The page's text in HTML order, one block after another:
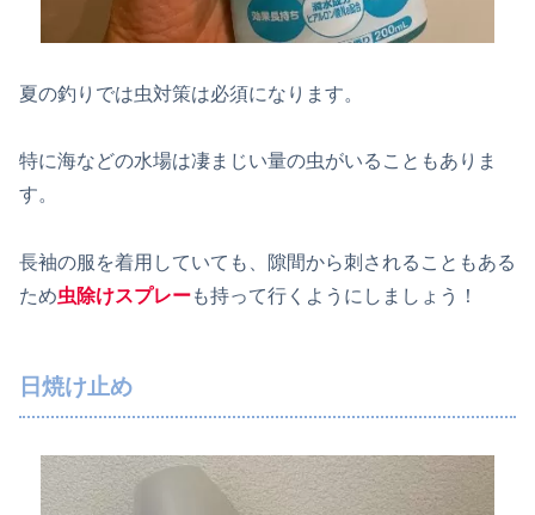
夏の釣りでは虫対策は必須になります。
特に海などの水場は凄まじい量の虫がいることもありま
す。
長袖の服を着用していても、隙間から刺されることもある
ため虫除けスプレーも持って行くようにしましょう！
日焼け止め